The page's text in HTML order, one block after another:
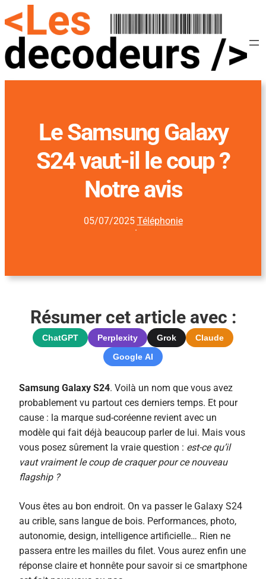
Le Samsung Galaxy
S24 vaut-il le coup ?
Notre avis
05/07/2025
·
Téléphonie
Résumer cet article avec :
ChatGPT Perplexity Grok
Claude
Google AI
Samsung Galaxy S24. Voilà un nom que vous avez
probablement vu partout ces derniers temps. Et pour
cause : la marque sud-coréenne revient avec un
modèle qui fait déjà beaucoup parler de lui. Mais vous
vous posez sûrement la vraie question : est-ce qu’il
vaut vraiment le coup de craquer pour ce nouveau
flagship ?
Vous êtes au bon endroit. On va passer le Galaxy S24
au crible, sans langue de bois. Performances, photo,
autonomie, design, intelligence artificielle… Rien ne
passera entre les mailles du filet. Vous aurez enfin une
réponse claire et honnête pour savoir si ce smartphone